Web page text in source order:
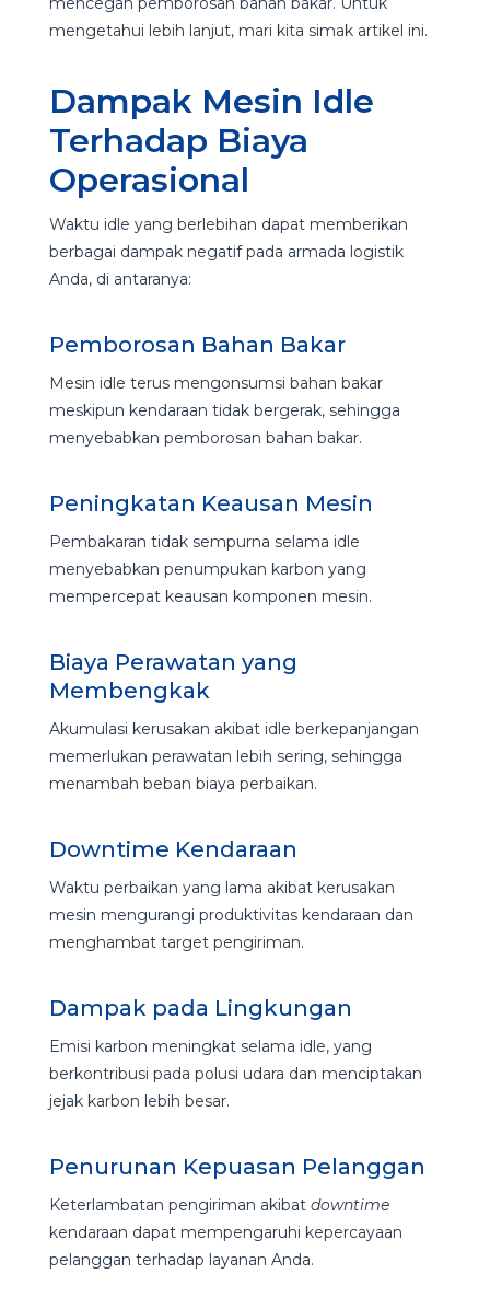
mengetahui lebih lanjut, mari kita simak artikel ini.
Dampak Mesin Idle
Terhadap Biaya
Operasional
Waktu idle yang berlebihan dapat memberikan
berbagai dampak negatif pada armada logistik
Anda, di antaranya:
Pemborosan Bahan Bakar
Mesin idle terus mengonsumsi bahan bakar
meskipun kendaraan tidak bergerak, sehingga
menyebabkan pemborosan bahan bakar.
Peningkatan Keausan Mesin
Pembakaran tidak sempurna selama idle
menyebabkan penumpukan karbon yang
mempercepat keausan komponen mesin.
Biaya Perawatan yang
Membengkak
Akumulasi kerusakan akibat idle berkepanjangan
memerlukan perawatan lebih sering, sehingga
menambah beban biaya perbaikan.
Downtime Kendaraan
Waktu perbaikan yang lama akibat kerusakan
mesin mengurangi produktivitas kendaraan dan
menghambat target pengiriman.
Dampak pada Lingkungan
Emisi karbon meningkat selama idle, yang
berkontribusi pada polusi udara dan menciptakan
jejak karbon lebih besar.
Penurunan Kepuasan Pelanggan
Keterlambatan pengiriman akibat downtime
kendaraan dapat mempengaruhi kepercayaan
pelanggan terhadap layanan Anda.